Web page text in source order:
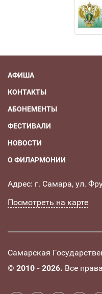
АФИША
КОНТАКТЫ
АБОНЕМЕНТЫ
ФЕСТИВАЛИ
НОВОСТИ
О ФИЛАРМОНИИ
Адрес: г. Самара, ул.
Посмотреть на карте
Самарская
© 2010 - 2026. Все